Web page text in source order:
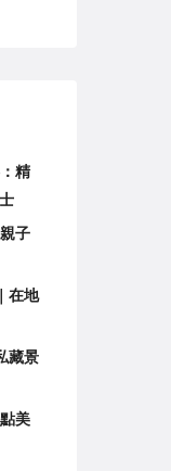
精
子
在地
藏景
美